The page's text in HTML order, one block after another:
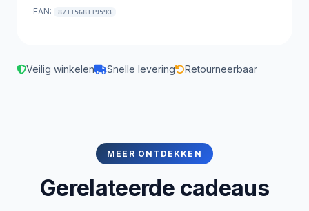
EAN: 8711568119593
Veilig winkelen Snelle levering Retourneerbaar
MEER ONTDEKKEN
Gerelateerde cadeaus